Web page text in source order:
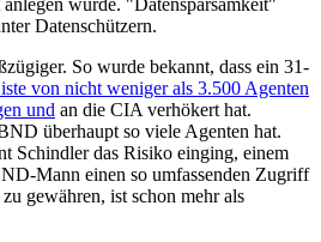
Datenschützern.
So wurde bekannt, dass ein 31-
von nicht weniger als 3.500 Agenten
und an die CIA verhökert hat.
überhaupt so viele Agenten hat.
Schindler das Risiko einging, einem
Mann einen so umfassenden Zugriff
gewähren, ist schon mehr als